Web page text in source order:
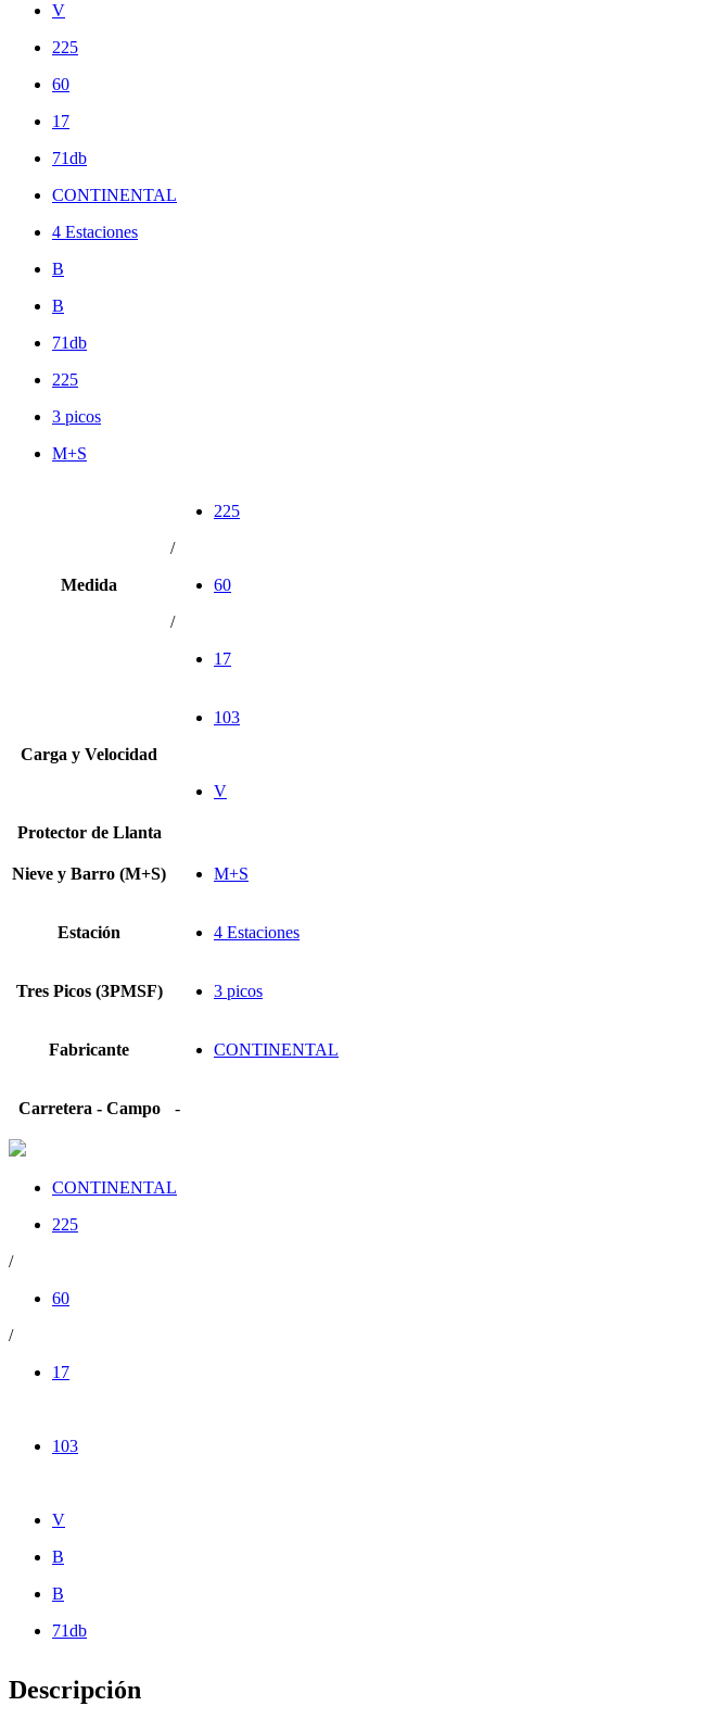
V
225
60
17
71db
CONTINENTAL
4 Estaciones
B
B
71db
225
3 picos
M+S
Medida
225
/
60
/
17
Carga y Velocidad
103
V
Protector de Llanta
Nieve y Barro (M+S) M+S
Estación 4 Estaciones
Tres Picos (3PMSF) 3 picos
Fabricante CONTINENTAL
Carretera - Campo -
CONTINENTAL
225
/
60
/
17
103
V
B
B
71db
Descripción